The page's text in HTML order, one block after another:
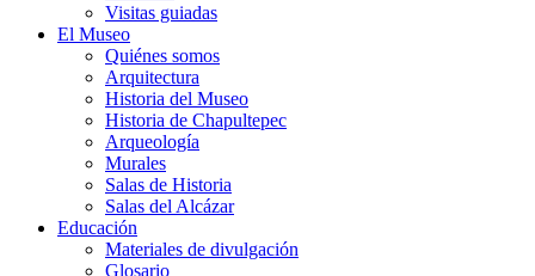
Visitas guiadas
El Museo
Quiénes somos
Arquitectura
Historia del Museo
Historia de Chapultepec
Arqueología
Murales
Salas de Historia
Salas del Alcázar
Educación
Materiales de divulgación
Glosario